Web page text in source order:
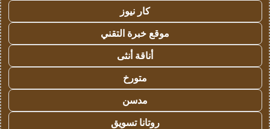
كار نيوز
موقع خبرة التقني
أناقة أنثى
متورخ
مدسن
روتانا تسويق